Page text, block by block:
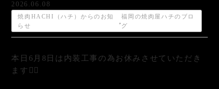
2026.06.08
焼肉HACHI（ハチ）からのお知
らせ
福岡の焼肉屋ハチのブロ
グ
本日6月8日は内装工事の為お休みさせていただき
ます🙇‍♂️